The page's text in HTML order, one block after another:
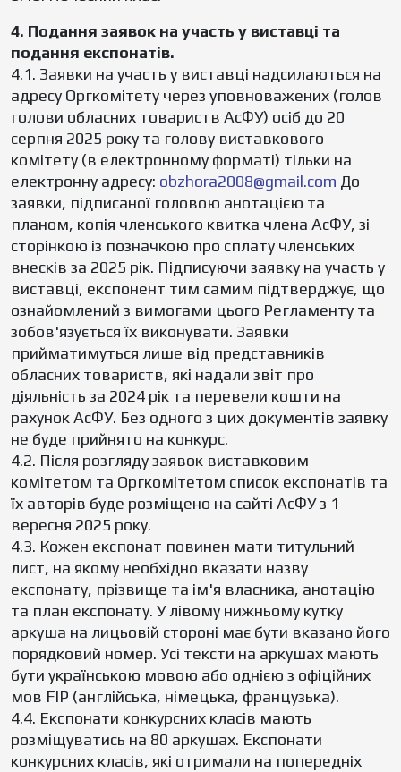
4. Подання заявок на участь у виставці та
подання експонатів.
4.1. Заявки на участь у виставці надсилаються на
адресу Оргкомітету через уповноважених (голов
голови обласних товариств АсФУ) осіб до 20
серпня 2025 року та голову виставкового
комітету (в електронному форматі) тільки на
електронну адресу: obzhora2008@gmail.com До
заявки, підписаної головою анотацією та
планом, копія членського квитка члена АсФУ, зі
сторінкою із позначкою про сплату членських
внесків за 2025 рік. Підписуючи заявку на участь у
виставці, експонент тим самим підтверджує, що
ознайомлений з вимогами цього Регламенту та
зобов'язується їх виконувати. Заявки
прийматимуться лише від представників
обласних товариств, які надали звіт про
діяльність за 2024 рік та перевели кошти на
рахунок АсФУ. Без одного з цих документів заявку
не буде прийнято на конкурс.
4.2. Після розгляду заявок виставковим
комітетом та Оргкомітетом список експонатів та
їх авторів буде розміщено на сайті АсФУ з 1
вересня 2025 року.
4.3. Кожен експонат повинен мати титульний
лист, на якому необхідно вказати назву
експонату, прізвище та ім'я власника, анотацію
та план експонату. У лівому нижньому кутку
аркуша на лицьовій стороні має бути вказано його
порядковий номер. Усі тексти на аркушах мають
бути українською мовою або однією з офіційних
мов FІР (англійська, німецька, французька).
4.4. Експонати конкурсних класів мають
розміщуватись на 80 аркушах. Експонати
конкурсних класів, які отримали на попередніх